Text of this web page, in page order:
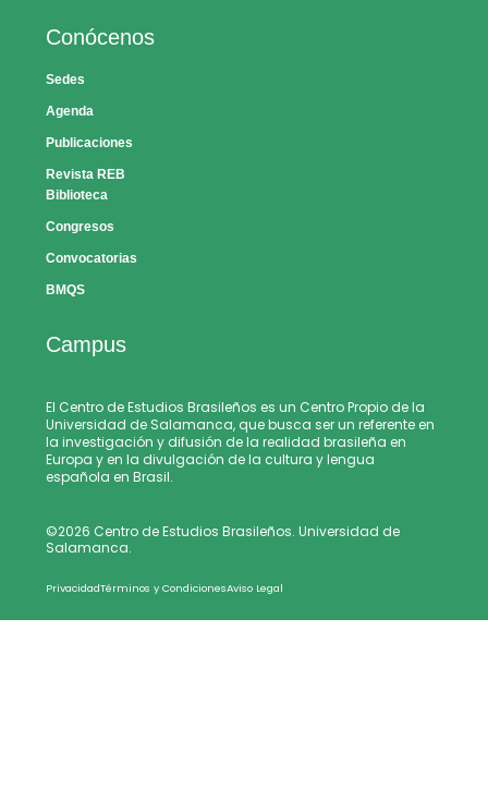
Conócenos
Sedes
Agenda
Publicaciones
Revista REB
Biblioteca
Congresos
Convocatorias
BMQS
Campus
El Centro de Estudios Brasileños es un Centro Propio de la
Universidad de Salamanca, que busca ser un referente en
la investigación y difusión de la realidad brasileña en
Europa y en la divulgación de la cultura y lengua
española en Brasil.
©2026 Centro de Estudios Brasileños. Universidad de
Salamanca.
PrivacidadTérminos y CondicionesAviso Legal